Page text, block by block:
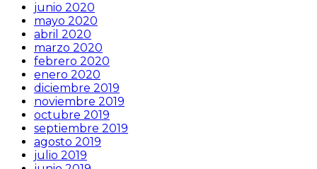
junio 2020
mayo 2020
abril 2020
marzo 2020
febrero 2020
enero 2020
diciembre 2019
noviembre 2019
octubre 2019
septiembre 2019
agosto 2019
julio 2019